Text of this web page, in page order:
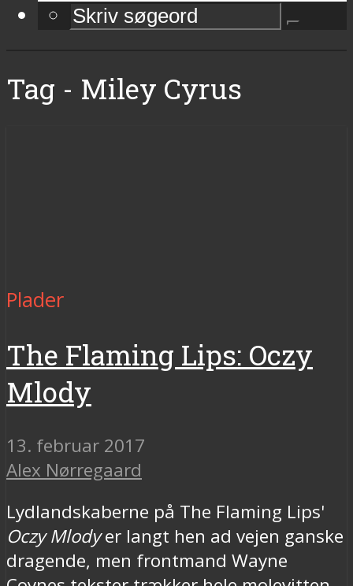
Tag - Miley Cyrus
Plader
The Flaming Lips: Oczy
Mlody
13. februar 2017
Alex Nørregaard
Lydlandskaberne på The Flaming Lips'
Oczy Mlodyer langt hen ad vejen ganske
dragende, men frontmand Wayne